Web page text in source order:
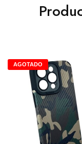
AGOTADO